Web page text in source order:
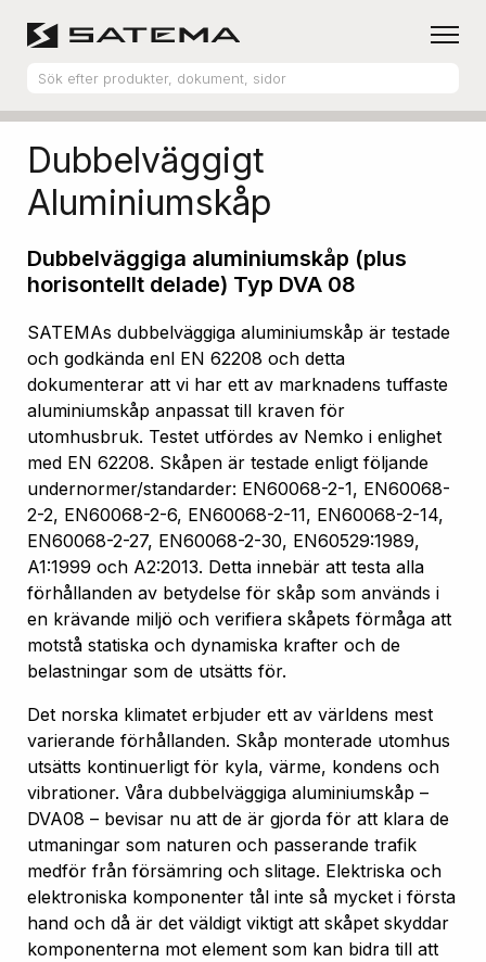
Produktsortiment Aluminiumskåp
Dubbelväggigt
Aluminiumskåp
Dubbelväggiga aluminiumskåp (plus
horisontellt delade) Typ DVA 08
SATEMAs dubbelväggiga aluminiumskåp är testade
och godkända enl EN 62208 och detta
dokumenterar att vi har ett av marknadens tuffaste
aluminiumskåp anpassat till kraven för
utomhusbruk. Testet utfördes av Nemko i enlighet
med EN 62208. Skåpen är testade enligt följande
undernormer/standarder: EN60068-2-1, EN60068-
2-2, EN60068-2-6, EN60068-2-11, EN60068-2-14,
EN60068-2-27, EN60068-2-30, EN60529:1989,
A1:1999 och A2:2013. Detta innebär att testa alla
förhållanden av betydelse för skåp som används i
en krävande miljö och verifiera skåpets förmåga att
motstå statiska och dynamiska krafter och de
belastningar som de utsätts för.
Det norska klimatet erbjuder ett av världens mest
varierande förhållanden. Skåp monterade utomhus
utsätts kontinuerligt för kyla, värme, kondens och
vibrationer. Våra dubbelväggiga aluminiumskåp –
DVA08 – bevisar nu att de är gjorda för att klara de
utmaningar som naturen och passerande trafik
medför från försämring och slitage. Elektriska och
elektroniska komponenter tål inte så mycket i första
hand och då är det väldigt viktigt att skåpet skyddar
komponenterna mot element som kan bidra till att